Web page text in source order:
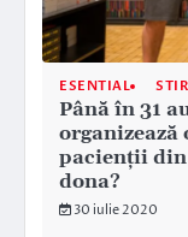
ESENTIAL
Până în 31
organizează
pacienții din
dona?
30 iulie 2020